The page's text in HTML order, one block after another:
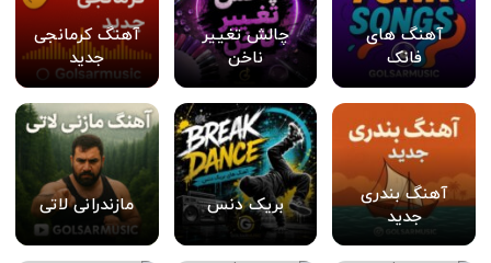
آهنگ های
فانک
چالش تغییر
ناخن
آهنگ کرمانجی
جدید
آهنگ بندری
جدید
بریک دنس مازندرانی لاتی